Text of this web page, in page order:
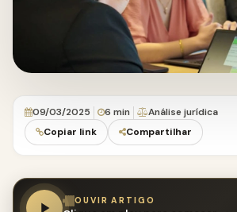
09/03/2025 6 min
Análise jurídica
Copiar link
Compartilhar
OUVIR ARTIGO